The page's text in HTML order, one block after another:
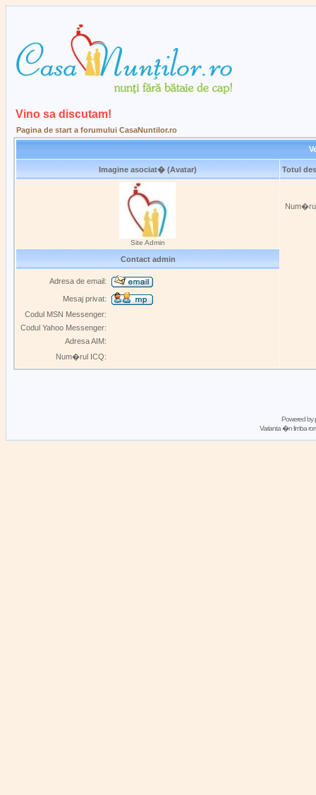
Vino sa discutam!
Pagina de start a forumului CasaNuntilor.ro
Imagine asociat� (Avatar) Totul
Site Admin
Contact admin
Adresa de email:
Mesaj privat:
Codul MSN Messenger:
Codul Yahoo Messenger:
Adresa AIM:
Num�rul ICQ:
Powered by
Varianta �n limba